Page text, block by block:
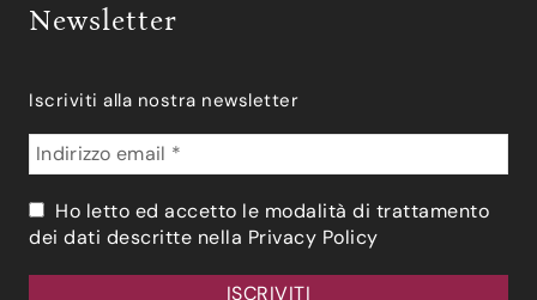
Newsletter
Iscriviti alla nostra newsletter
Ho letto ed accetto le modalità di trattamento
dei dati descritte nella Privacy Policy